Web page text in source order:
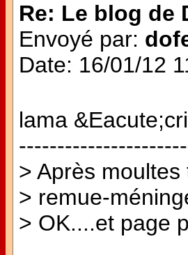
Re: Le blog de
Envoyé par:
Date: 16/01/12
lama
> Après
> remue-
> OK....et page